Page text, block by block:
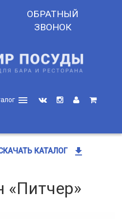
ОБРАТНЫЙ
ЗВОНОК
menu
КАТАЛОГ get_app
«Питчер»